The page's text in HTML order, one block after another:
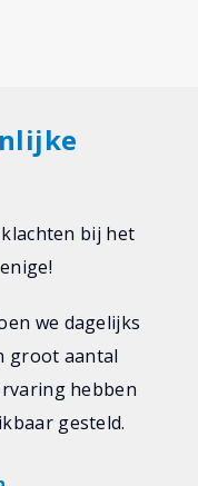
bij het
we dagelijks
groot aantal
hebben
gesteld.